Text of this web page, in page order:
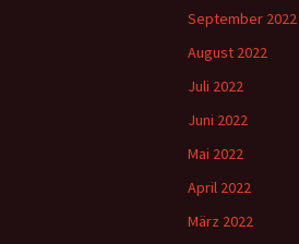
September 2022
August 2022
Juli 2022
Juni 2022
Mai 2022
April 2022
März 2022